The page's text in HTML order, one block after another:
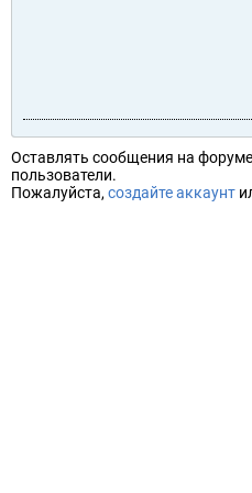
Оставлять сообщения на
пользователи.
Пожалуйста, создайте аккаунт